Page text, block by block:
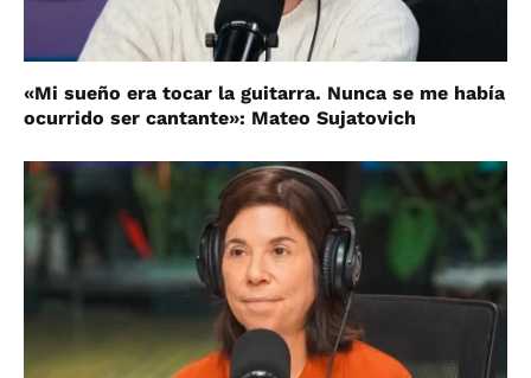
«Mi sueño era tocar la guitarra. Nunca se me había
ocurrido ser cantante»: Mateo Sujatovich